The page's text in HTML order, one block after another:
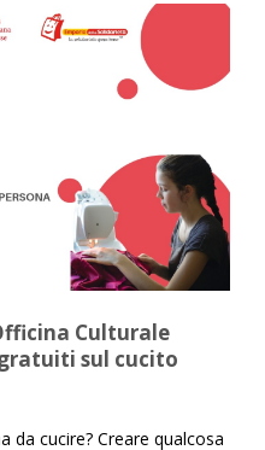
Culturale
sul cucito
da cucire? Creare qualcosa